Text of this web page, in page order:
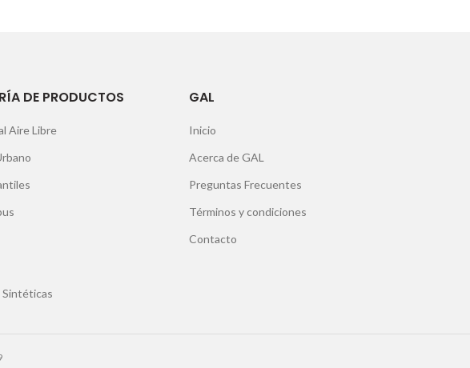
DE PRODUCTOS
Aire Libre
GAL
Inicio
Acerca de GAL
Preguntas Frecuentes
Términos y condiciones
Contacto